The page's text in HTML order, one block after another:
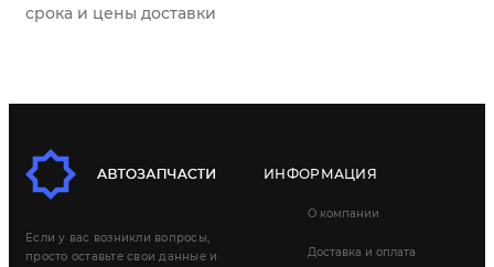
срока и цены доставки
Если у вас возникли вопросы,
просто оставьте свои данные и
ИНФОРМАЦИЯ
О компании
Доставка и оплата